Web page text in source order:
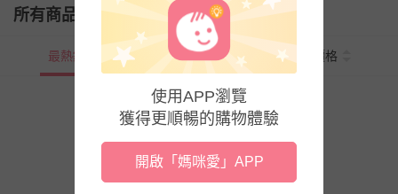
所有商品
最熱銷 新上市 價格
使用APP瀏覽
獲得更順暢的購物體驗
開啟「媽咪愛」APP